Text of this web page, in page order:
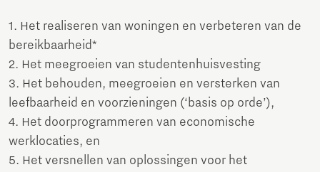
1. Het realiseren van woningen en verbeteren van de
bereikbaarheid*
2. Het meegroeien van studentenhuisvesting
3. Het behouden, meegroeien en versterken van
leefbaarheid en voorzieningen (‘basis op orde’),
4. Het doorprogrammeren van economische
werklocaties, en
5. Het versnellen van oplossingen voor het